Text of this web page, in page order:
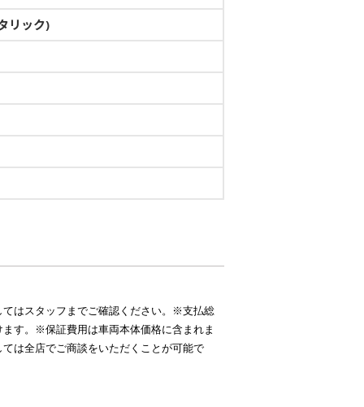
リック)
はスタッフまでご確認ください。※支払総
す。※保証費用は車両本体価格に含まれま
は全店でご商談をいただくことが可能で